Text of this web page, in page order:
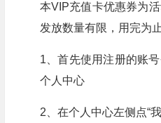
本VIP充值卡优惠券为
发放数量有限，用完为
1、首先使用注册的账
个人中心
2、在个人中心左侧点“